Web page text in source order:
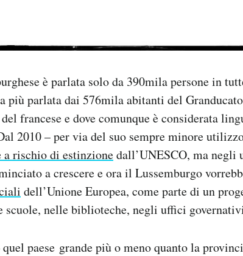
è parlata solo da 390mila persone in
più parlata dai 576mila abitanti del
francese e dove comunque è considerata
2010 – per via del suo sempre minore
a rischio di estinzionedall’UNESCO, ma negli
a crescere e ora il Lussemburgo
dell’Unione Europea, come parte di un
scuole, nelle biblioteche, negli uffici
paese grande più o meno quanto la